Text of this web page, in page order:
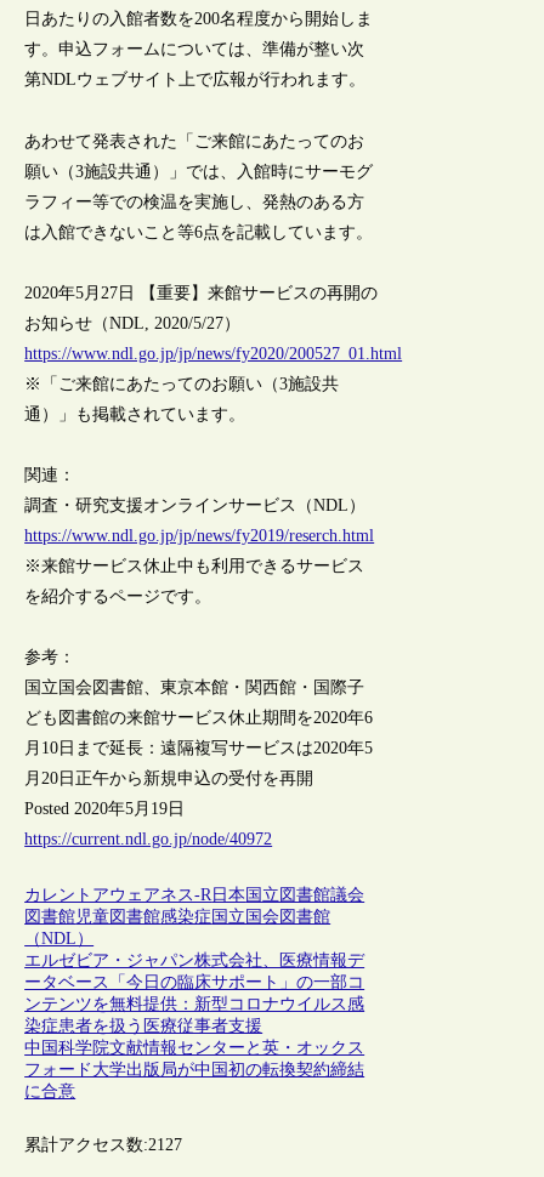
日あたりの入館者数を200名程度から開始しま
す。申込フォームについては、準備が整い次
第NDLウェブサイト上で広報が行われます。
あわせて発表された「ご来館にあたってのお
願い（3施設共通）」では、入館時にサーモグ
ラフィー等での検温を実施し、発熱のある方
は入館できないこと等6点を記載しています。
2020年5月27日 【重要】来館サービスの再開の
お知らせ（NDL, 2020/5/27）
https://www.ndl.go.jp/jp/news/fy2020/200527_01.html
※「ご来館にあたってのお願い（3施設共
通）」も掲載されています。
関連：
調査・研究支援オンラインサービス（NDL）
https://www.ndl.go.jp/jp/news/fy2019/reserch.html
※来館サービス休止中も利用できるサービス
を紹介するページです。
参考：
国立国会図書館、東京本館・関西館・国際子
ども図書館の来館サービス休止期間を2020年6
月10日まで延長：遠隔複写サービスは2020年5
月20日正午から新規申込の受付を再開
Posted 2020年5月19日
https://current.ndl.go.jp/node/40972
カレントアウェアネス-R日本 国立図書館議会
図書館児童図書館感染症 国立国会図書館
（NDL）
エルゼビア・ジャパン株式会社、医療情報デ
ータベース「今日の臨床サポート」の一部コ
ンテンツを無料提供：新型コロナウイルス感
染症患者を扱う医療従事者支援
中国科学院文献情報センターと英・オックス
フォード大学出版局が中国初の転換契約締結
に合意
累計アクセス数:2127